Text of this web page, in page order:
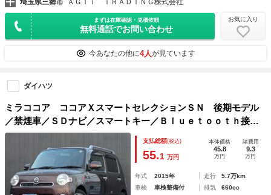
埼玉県三郷市 ＡＧＩＴ ＴＲＡＤＩＮＧ株式会社
まずは在庫確認・見積依頼
無料通話でお問い合わせ
お気に入り
今あなたの他に4人が見ています
ダイハツ
ミラココア ココアＸスマートセレクションＳＮ 後期モデル
／禁煙車／ＳＤナビ／スマートキー／Ｂｌｕｅｔｏｏｔｈ接続
／ワンセグＴＶ／フォグライト／ルーフレール／ＬＥＤヘッド
支払総額(税込)
55.1 万円
本体価格
45.8
万円
諸費用
9.3
万円
年式 2015年 走行
5.7万km
車検
車検整備付 排気
660cc